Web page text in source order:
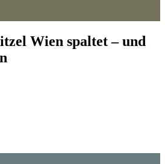
Wien spaltet – und